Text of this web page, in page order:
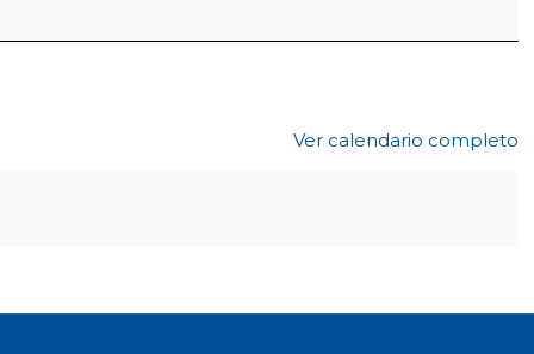
Ver calendario completo